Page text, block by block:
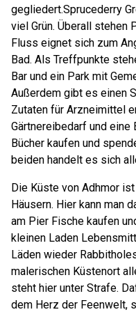
gegliedert.Sprucederry
viel Grün. Überall stehen
Fluss eignet sich zum
Bad. Als Treffpunkte
Bar und ein Park mit
Außerdem gibt es einen
Zutaten für Arzneimittel
Gärtnereibedarf und eine
Bücher kaufen und
beiden handelt es sich
Die Küste von Adhmor
Häusern. Hier kann man
am Pier Fische kaufen
kleinen Laden
Läden wieder
malerischen Küstenort
steht hier unter Strafe.
dem Herz der Feenwelt,